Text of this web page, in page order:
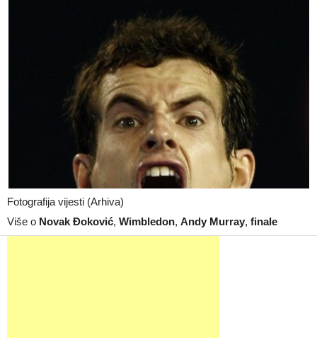
Fotografija vijesti (Arhiva)
Više o Novak Đoković, Wimbledon, Andy Murray, finale